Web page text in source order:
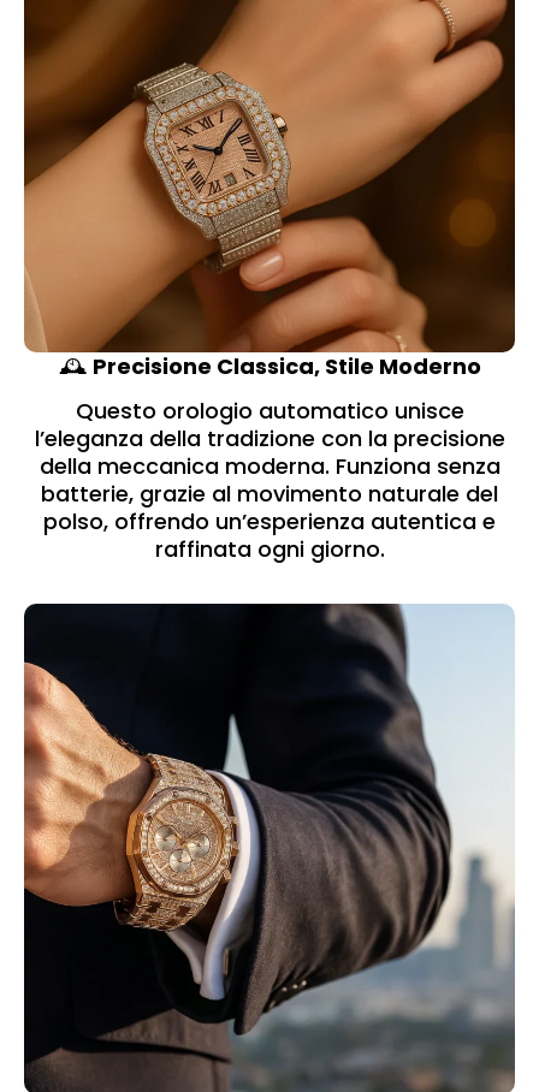
🕰️ Precisione Classica, Stile Moderno
Questo orologio automatico unisce
l’eleganza della tradizione con la precisione
della meccanica moderna. Funziona senza
batterie, grazie al movimento naturale del
polso, offrendo un’esperienza autentica e
raffinata ogni giorno.